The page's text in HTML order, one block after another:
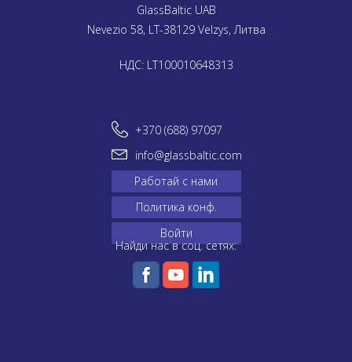
GlassBaltic UAB
Nevezio 58, LT-38129 Velzys, Литва
НДС: LT100010648313
+370 (688) 97097
info@glassbaltic.com
Работай с нами
Политика конф.
Войти
Найди нас в соц. сетях: